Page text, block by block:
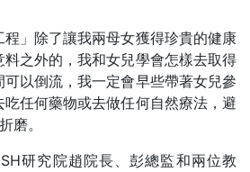
程」除了讓我兩母女獲得珍貴的健康
之外的，我和女兒學會怎樣去取得
以倒流，我一定會早些帶著女兒參
任何藥物或去做任何自然療法，避
磨。
研究院趙院長、彭總監和兩位教